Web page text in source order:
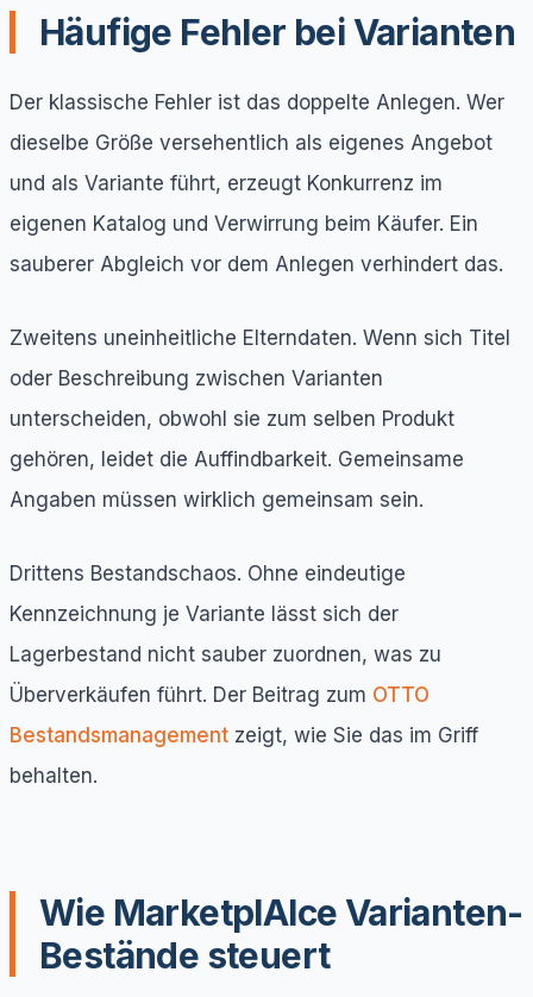
Häufige Fehler bei Varianten
Der klassische Fehler ist das doppelte Anlegen. Wer
dieselbe Größe versehentlich als eigenes Angebot
und als Variante führt, erzeugt Konkurrenz im
eigenen Katalog und Verwirrung beim Käufer. Ein
sauberer Abgleich vor dem Anlegen verhindert das.
Zweitens uneinheitliche Elterndaten. Wenn sich Titel
oder Beschreibung zwischen Varianten
unterscheiden, obwohl sie zum selben Produkt
gehören, leidet die Auffindbarkeit. Gemeinsame
Angaben müssen wirklich gemeinsam sein.
Drittens Bestandschaos. Ohne eindeutige
Kennzeichnung je Variante lässt sich der
Lagerbestand nicht sauber zuordnen, was zu
Überverkäufen führt. Der Beitrag zum OTTO
Bestandsmanagement zeigt, wie Sie das im Griff
behalten.
Wie MarketplAIce Varianten-
Bestände steuert